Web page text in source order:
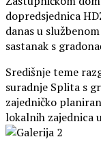
dopredsjednica
danas u
sastanak s
Središnje teme
suradnje Splita s
zajedničko
lokalnih zajednica